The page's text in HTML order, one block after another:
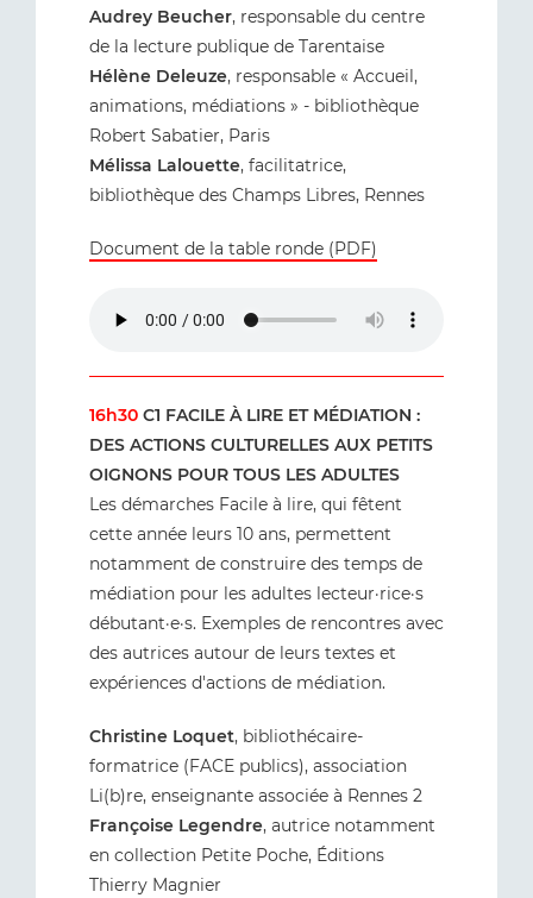
Audrey Beucher, responsable du centre
de la lecture publique de Tarentaise
Hélène Deleuze, responsable « Accueil,
animations, médiations » - bibliothèque
Robert Sabatier, Paris
Mélissa Lalouette, facilitatrice,
bibliothèque des Champs Libres, Rennes
Document de la table ronde (PDF)
16h30 C1 FACILE À LIRE ET MÉDIATION :
DES ACTIONS CULTURELLES AUX PETITS
OIGNONS POUR TOUS LES ADULTES
Les démarches Facile à lire, qui fêtent
cette année leurs 10 ans, permettent
notamment de construire des temps de
médiation pour les adultes lecteur·rice·s
débutant·e·s. Exemples de rencontres avec
des autrices autour de leurs textes et
expériences d'actions de médiation.
Christine Loquet, bibliothécaire-
formatrice (FACE publics), association
Li(b)re, enseignante associée à Rennes 2
Françoise Legendre, autrice notamment
en collection Petite Poche, Éditions
Thierry Magnier